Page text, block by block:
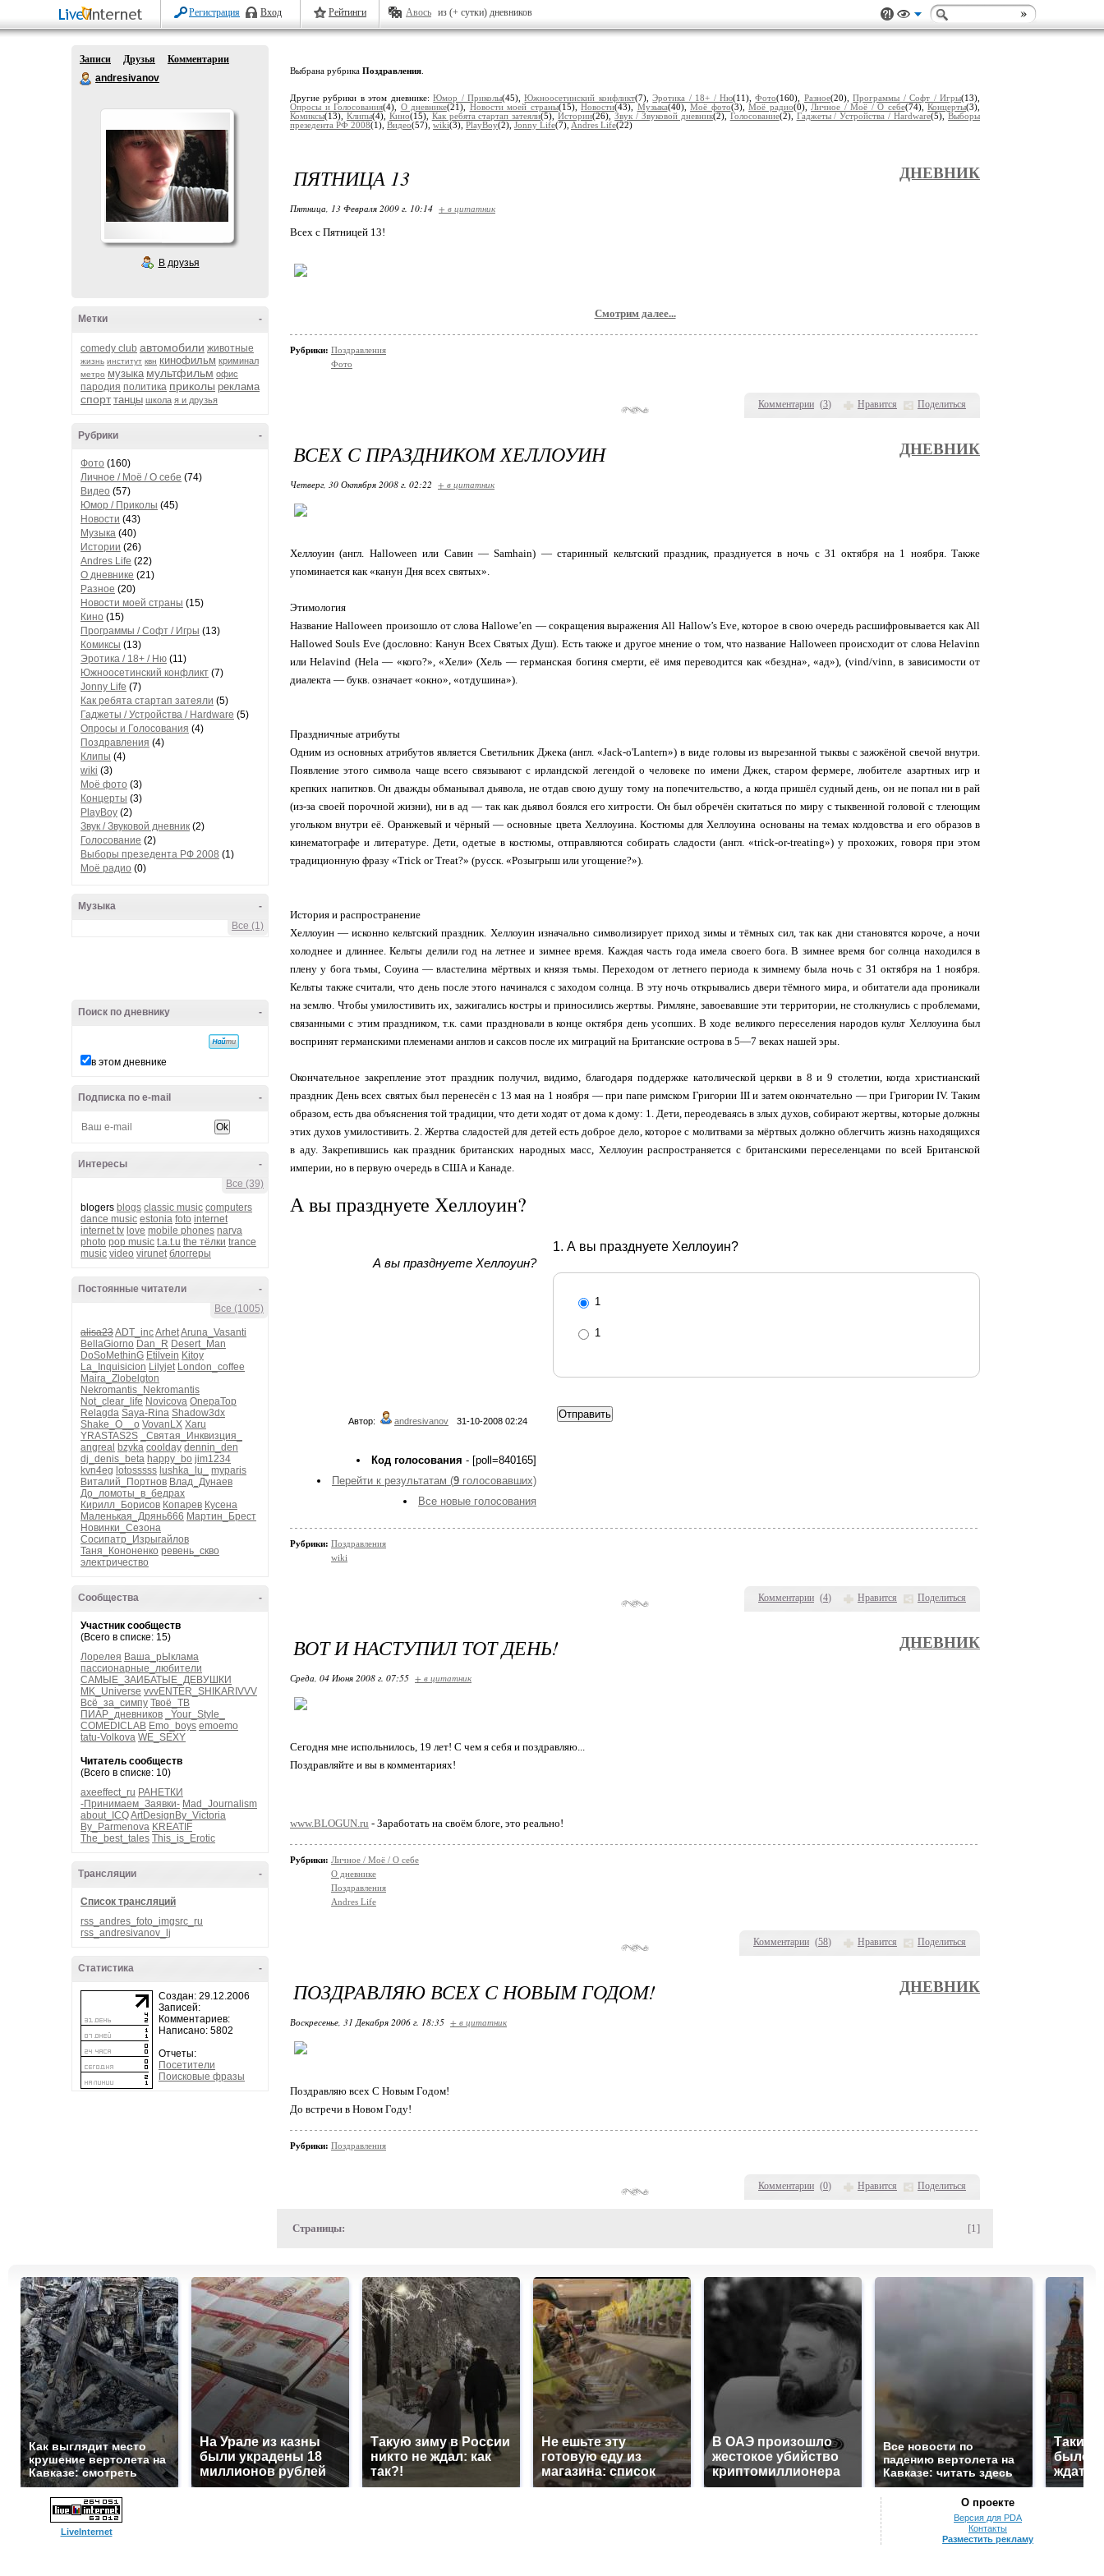
Регистрация Вход Рейтинги Авось из (+ сутки) дневников
Записи Друзья
Комментарии
andresivanov
В друзья
-
Метки
comedy club автомобили животные
жизнь институт квн кинофильм криминал
метро музыка мультфильм офис
пародия политика приколы реклама
спорт танцы школа я и друзья
-
Рубрики
Фото (160)
Личное / Моё / О себе (74)
Видео (57)
Юмор / Приколы (45)
Новости (43)
Музыка (40)
Истории (26)
Andres Life (22)
О дневнике (21)
Разное (20)
Новости моей страны (15)
Кино (15)
Программы / Софт / Игры (13)
Комиксы (13)
Эротика / 18+ / Ню (11)
Южноосетинский конфликт (7)
Jonny Life (7)
Как ребята стартап затеяли (5)
Гаджеты / Устройства / Hardware (5)
Опросы и Голосования (4)
Поздравления (4)
Клипы (4)
wiki (3)
Моё фото (3)
Концерты (3)
PlayBoy (2)
Звук / Звуковой дневник (2)
Голосование (2)
Выборы презедента РФ 2008 (1)
Моё радио (0)
-
Музыка
Все (1)
-
Поиск по дневнику
в этом дневнике
-
Подписка по e-mail
-
Интересы
Все (39)
blogers blogs classic music computers
dance music estonia foto internet
internet tv love mobile phones narva
photo pop music t.a.t.u the тёлки trance
music video virunet блоггеры
-
Постоянные читатели
Все (1005)
alisa23ADT_incArhetAruna_Vasanti
BellaGiorno Dan_R Desert_Man
DoSoMethinG Etilvein Kitoy
La_Inquisicion Lilyjet London_coffee
Maira_Zlobelgton
Nekromantis_Nekromantis
Not_clear_life Novicova OnepaTop
Relagda Saya-Rina Shadow3dx
Shake_O__o VovanLX Xaru
YRASTAS2S
_Святая_Инквизция_
angreal bzyka coolday dennin_den
dj_denis_beta happy_bo jim1234
kvn4eg lotosssss lushka_lu_
myparis
Виталий_Портнов Влад_Дунаев
До_ломоты_в_бедрах
Кирилл_Борисов Копарев Кусена
Маленькая_Дрянь666 Мартин_Брест
Новинки_Сезона
Сосипатр_Изрыгайлов
Таня_Кононенко ревень_скво
электричество
-
Сообщества
Участник сообществ
(Всего в списке: 15)
Лорелея Ваша_рЫклама
пассионарные_любители
САМЫЕ_ЗАИБАТЫЕ_ДЕВУШКИ
MK_Universe vvvENTER_SHIKARIVVV
Всё_за_симпу Твоё_ТВ
ПИАР_дневников
_Your_Style_
COMEDICLAB Emo_boys emoemo
tatu-Volkova WE_SEXY
Читатель сообществ
(Всего в списке: 10)
axeeffect_ru РАНЕТКИ
-Принимаем_Заявки- Mad_Journalism
about_ICQArtDesignBy_Victoria
By_Parmenova KREATIF
The_best_tales This_is_Erotic
-
Трансляции
Список трансляций
rss_andres_foto_imgsrc_ru
rss_andresivanov_lj
-
Статистика
Создан: 29.12.2006
Записей:
Комментариев:
Написано: 5802
Отчеты:
Посетители
Поисковые фразы
Выбрана рубрика Поздравления
Другие рубрики в этом дневнике:Юмор / Приколы(45),Южноосетинский конфликт(7),Эротика / 18+ / Ню(11),Фото(160), Разное(20),Программы / Софт / Игры(13),
Опросы и Голосования(4), О дневнике(21), Новости моей страны(15), Новости(43), Музыка(40), Моё фото(3), Моё радио(0), Личное / Моё / О себе(74), Концерты(3),
Комиксы(13), Клипы(4), Кино(15), Как ребята стартап затеяли(5),Истории(26),Звук / Звуковой дневник(2), Голосование(2), Гаджеты / Устройства / Hardware(5),Выборы
презедента РФ 2008(1), Видео(57), wiki(3), PlayBoy(2), Jonny Life(7), Andres Life(22)
Комментарии (3) Нравится Поделиться
ПЯТНИЦА 13 ДНЕВНИК
Пятница, 13 Февраля 2009 г. 10:14 + в цитатник
Всех с Пятницей 13!
Смотрим далее...
Рубрики: Поздравления
Фото
Комментарии (4) Нравится Поделиться
ВСЕХ С ПРАЗДНИКОМ ХЕЛЛОУИН ДНЕВНИК
Четверг, 30 Октября 2008 г. 02:22 + в цитатник
Хеллоуин (англ. Halloween или Савин — Samhain) — старинный кельтский праздник, празднуется в ночь с 31 октября на 1 ноября. Также
упоминается как «канун Дня всех святых».
Этимология
Название Halloween произошло от слова Hallowe’en — сокращения выражения All Hallow’s Eve, которое в свою очередь расшифровывается как All
Hallowed Souls Eve (дословно: Канун Всех Святых Душ). Есть также и другое мнение о том, что название Halloween происходит от слова Helavinn
или Helavind (Helа — «кого?», «Хели» (Хель — германская богиня смерти, её имя переводится как «бездна», «ад»), (vind/vinn, в зависимости от
диалекта — букв. означает «окно», «отдушина»).
Праздничные атрибуты
Одним из основных атрибутов является Светильник Джека (англ. «Jack-o'Lantern») в виде головы из вырезанной тыквы с зажжёной свечой внутри.
Появление этого символа чаще всего связывают с ирландской легендой о человеке по имени Джек, старом фермере, любителе азартных игр и
крепких напитков. Он дважды обманывал дьявола, не отдав свою душу тому на попечительство, а когда пришёл судный день, он не попал ни в рай
(из-за своей порочной жизни), ни в ад — так как дьявол боялся его хитрости. Он был обречён скитаться по миру с тыквенной головой с тлеющим
угольком внутри её. Оранжевый и чёрный — основные цвета Хеллоуина. Костюмы для Хеллоуина основаны на темах колдовства и его образов в
кинематографе и литературе. Дети, одетые в костюмы, отправляются собирать сладости (англ. «trick-or-treating») у прохожих, говоря при этом
традиционную фразу «Trick or Treat?» (русск. «Розыгрыш или угощение?»).
История и распространение
Хеллоуин — исконно кельтский праздник. Хеллоуин изначально символизирует приход зимы и тёмных сил, так как дни становятся короче, а ночи
холоднее и длиннее. Кельты делили год на летнее и зимнее время. Каждая часть года имела своего бога. В зимнее время бог солнца находился в
плену у бога тьмы, Соуина — властелина мёртвых и князя тьмы. Переходом от летнего периода к зимнему была ночь с 31 октября на 1 ноября.
Кельты также считали, что день после этого начинался с заходом солнца. В эту ночь открывались двери тёмного мира, и обитатели ада проникали
на землю. Чтобы умилостивить их, зажигались костры и приносились жертвы. Римляне, завоевавшие эти территории, не столкнулись с проблемами,
связанными с этим праздником, т.к. сами праздновали в конце октября день усопших. В ходе великого переселения народов культ Хеллоуина был
воспринят германскими племенами англов и саксов после их миграций на Британские острова в 5—7 веках нашей эры.
Окончательное закрепление этот праздник получил, видимо, благодаря поддержке католической церкви в 8 и 9 столетии, когда христианский
праздник День всех святых был перенесён с 13 мая на 1 ноября — при папе римском Григории III и затем окончательно — при Григории IV. Таким
образом, есть два объяснения той традиции, что дети ходят от дома к дому: 1. Дети, переодеваясь в злых духов, собирают жертвы, которые должны
этих духов умилостивить. 2. Жертва сладостей для детей есть доброе дело, которое с молитвами за мёртвых должно облегчить жизнь находящихся
в аду. Закрепившись как праздник британских народных масс, Хеллоуин распространяется с британскими переселенцами по всей Британской
империи, но в первую очередь в США и Канаде.
А вы празднуете Хеллоуин?
А вы празднуете Хеллоуин?
1. А вы празднуете Хеллоуин?
1
1
Автор: andresivanov 31-10-2008 02:24
Код голосования - [poll=840165]
Перейти к результатам (9 голосовавших)
Все новые голосования
Рубрики: Поздравления
wiki
Комментарии (58) Нравится Поделиться
ВОТ И НАСТУПИЛ ТОТ ДЕНЬ! ДНЕВНИК
Среда, 04 Июня 2008 г. 07:55 + в цитатник
Сегодня мне испольнилось, 19 лет! С чем я себя и поздравляю...
Поздравляйте и вы в комментариях!
www.BLOGUN.ru - Заработать на своём блоге, это реально!
Рубрики: Личное / Моё / О себе
О дневнике
Поздравления
Andres Life
Комментарии (0) Нравится Поделиться
ПОЗДРАВЛЯЮ ВСЕХ С НОВЫМ ГОДОМ! ДНЕВНИК
Воскресенье, 31 Декабря 2006 г. 18:35 + в цитатник
Поздравляю всех С Новым Годом!
До встречи в Новом Году!
Рубрики: Поздравления
Страницы: [1]
Как выглядит место
крушение вертолета на
Кавказе: смотреть
На Урале из казны
были украдены 18
миллионов рублей
Такую зиму в России
никто не ждал: как
так?!
Не ешьте эту
готовую еду из
магазина: список
В ОАЭ произошло
жестокое убийство
криптомиллионера
Все новости по
падению вертолета на
Кавказе: читать здесь
Таких
было с
ждать
LiveInternet
О проекте
Версия для PDA
Контакты
Разместить рекламу